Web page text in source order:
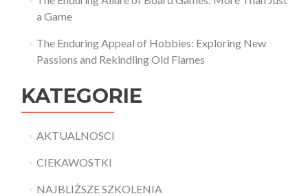
a Game
The Enduring Appeal of Hobbies: Exploring New
Passions and Rekindling Old Flames
KATEGORIE
AKTUALNOSCI
CIEKAWOSTKI
NAJBLIŻSZE SZKOLENIA